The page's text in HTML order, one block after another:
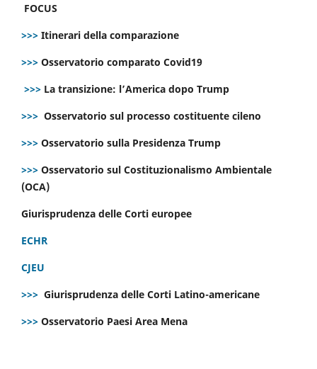
FOCUS
>>> Itinerari della comparazione
>>> Osservatorio comparato Covid19
>>> La transizione: l’America dopo Trump
>>> Osservatorio sul processo costituente cileno
>>> Osservatorio sulla Presidenza Trump
>>> Osservatorio sul Costituzionalismo Ambientale
(OCA)
Giurisprudenza delle Corti europee
ECHR
CJEU
>>> Giurisprudenza delle Corti Latino-americane
>>> Osservatorio Paesi Area Mena